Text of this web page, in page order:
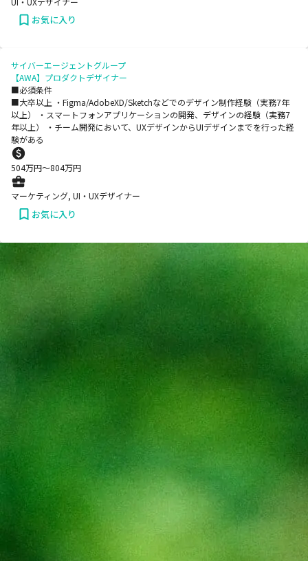
お気に入り
サイバーエージェントグループ
【AWA】プロダクトデザイナー
■必須条件
■大卒以上 ・Figma/AdobeXD/Sketchなどでのデザイン制作経験（実務7年
以上） ・スマートフォンアプリケーションの開発、デザインの経験（実務7
年以上） ・チーム開発において、UXデザインからUIデザインまでを行った経
験がある
504万円〜804万円
マーケティング, UI・UXデザイナー
お気に入り